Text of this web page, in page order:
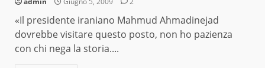
«Il presidente iraniano Mahmud Ahmadinejad
dovrebbe visitare questo posto, non ho pazienza
con chi nega la storia....